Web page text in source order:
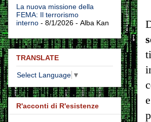
La nuova missione della
FEMA: Il terrorismo
interno - 8/1/2026 - Alba Kan
TRANSLATE
Select Language ▼
R'acconti di R'esistenze